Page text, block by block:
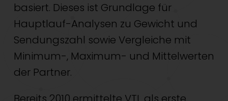
basiert. Dieses ist Grundlage für
Hauptlauf-Analysen zu Gewicht und
Sendungszahl sowie Vergleiche mit
Minimum-, Maximum- und Mittelwerten
der Partner.